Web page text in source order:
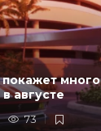
много
августе
73